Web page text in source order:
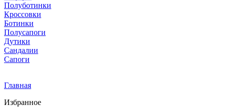
Полуботинки
Кроссовки
Ботинки
Полусапоги
Дутики
Сандалии
Сапоги
Главная
Избранное